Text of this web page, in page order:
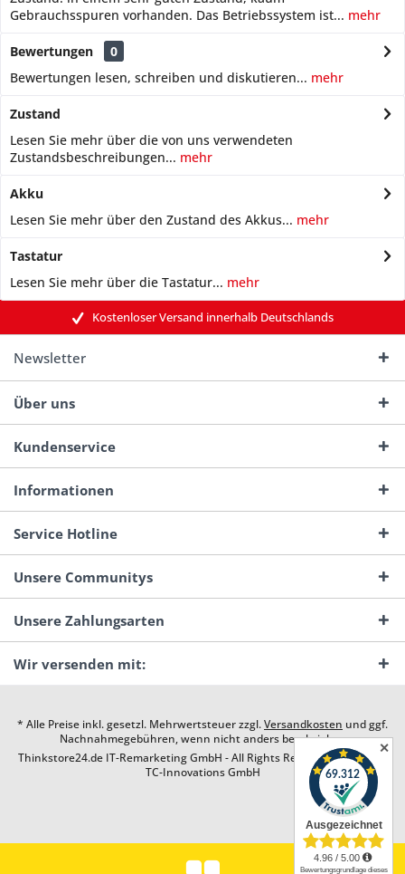
Gebrauchsspuren vorhanden. Das Betriebssystem ist... mehr
Bewertungen
0
Bewertungen lesen, schreiben und diskutieren... mehr
Zustand
Lesen Sie mehr über die von uns verwendeten
Zustandsbeschreibungen... mehr
Akku
Lesen Sie mehr über den Zustand des Akkus... mehr
Tastatur
Lesen Sie mehr über die Tastatur... mehr
Kostenloser Versand innerhalb Deutschlands
Newsletter
Über uns
Kundenservice
Informationen
Service Hotline
Unsere Communitys
Unsere Zahlungsarten
Wir versenden mit:
* Alle Preise inkl. gesetzl. Mehrwertsteuer zzgl.Versandkosten und ggf.
Nachnahmegebühren, wenn nicht anders beschrieben
Thinkstore24.de IT-Remarketing GmbH - All Rights Reserved. Design by
TC-Innovations GmbH
✕